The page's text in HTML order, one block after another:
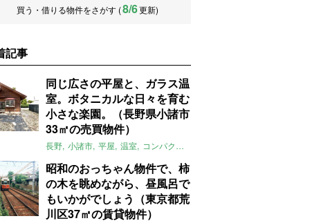
買う・借りる物件をさがす (8/6更新)
記事
同じ広さの平屋と、ガラス温
室。ボタニカルな日々を育む
小さな楽園。（長野県小諸市
33㎡の売買物件）
長野 小諸市 平屋 温室 コンパクト
昭和のおっちゃん物件で、柿
の木を眺めながら、昼風呂で
もいかがでしょう（東京都荒
川区37㎡の賃貸物件）